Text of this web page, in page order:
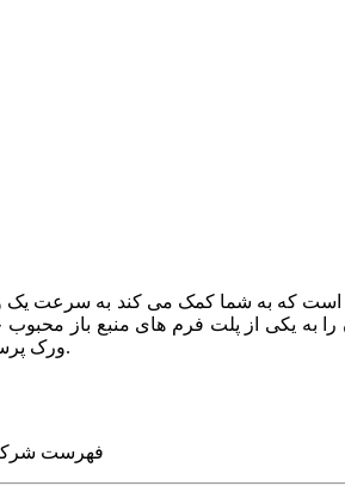
یکی از پلت فرم های منبع باز محبوب
ورک پرستاشاپ، حرفه ای ترین وب سایت های روز جهان را برای شما طراحی می کنیم.
فهرست شرکت